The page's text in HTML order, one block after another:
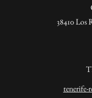
38410 Los
tenerife-